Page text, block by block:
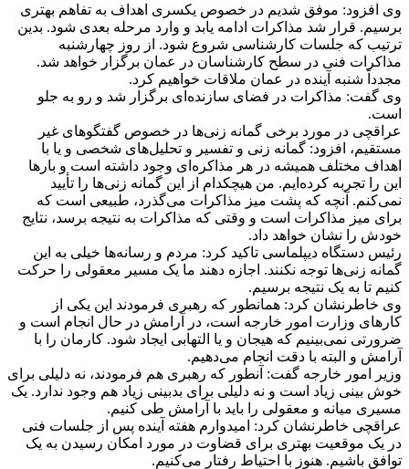
وی افزود: موفق شدیم در خصوص یکسری اهداف به تفاهم بهتری
برسیم. قرار شد مذاکرات ادامه یابد و وارد مرحله بعدی شود. بدین
ترتیب که جلسات کارشناسی شروع شود. از روز چهارشنبه
مذاکرات فنی در سطح کارشناسان در عمان برگزار خواهد شد.
مجدداً شنبه آینده در عمان ملاقات خواهیم کرد.
وی گفت: مذاکرات در فضای سازنده‌ای برگزار شد و رو به جلو
است.
عراقچی در مورد برخی گمانه زنی‌ها در خصوص گفتگوهای غیر
مستقیم، افزود: گمانه زنی و تفسیر و تحلیل‌های شخصی و یا با
اهداف مختلف همیشه در هر مذاکره‌ای وجود داشته است و بارها
این را تجربه کرده‌ایم. من هیچکدام از این گمانه زنی‌ها را تأیید
نمی‌کنم. آنچه که پشت میز مذاکرات می‌گذرد، طبیعی است که
برای میز مذاکرات است و وقتی که مذاکرات به نتیجه برسد، نتایج
خودش را نشان خواهد داد.
رئیس دستگاه دیپلماسی تاکید کرد: مردم و رسانه‌ها خیلی به این
گمانه زنی‌ها توجه نکنند. اجازه دهند ما یک مسیر معقولی را حرکت
کنیم تا به یک نتیجه برسیم.
وی خاطرنشان کرد: همانطور که رهبری فرمودند این یکی از
کارهای وزارت امور خارجه است، در آرامش در حال انجام است و
ضرورتی نمی‌بینیم که هیجان و یا التهابی ایجاد شود. کارمان را با
آرامش و البته با دقت انجام می‌دهیم.
وزیر امور خارجه گفت: آنطور که رهبری هم فرمودند، نه دلیلی برای
خوش بینی زیاد است و نه دلیلی برای بدبینی زیاد هم وجود ندارد. یک
مسیری میانه و معقولی را باید با آرامش طی کنیم.
عراقچی خاطرنشان کرد: امیدوارم هفته آینده پس از جلسات فنی
در یک موقعیت بهتری برای قضاوت در مورد امکان رسیدن به یک
توافق باشیم. هنوز با احتیاط رفتار می‌کنیم.